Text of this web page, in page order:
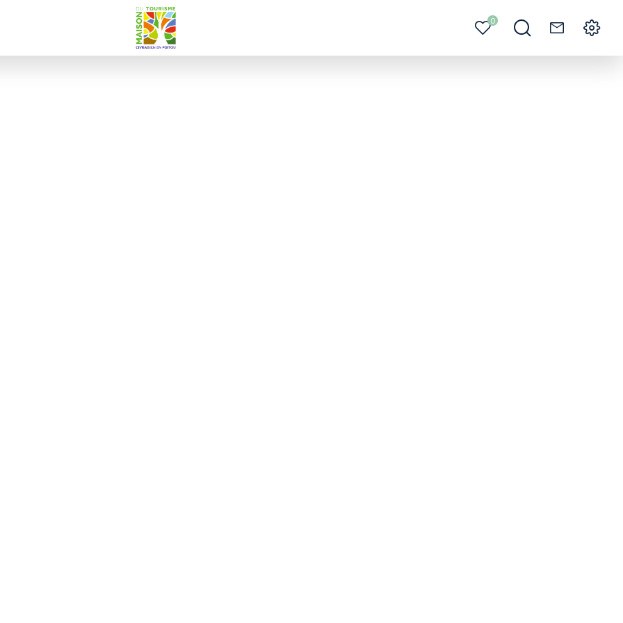
Votre
Mes
0
Je
ContactMenu